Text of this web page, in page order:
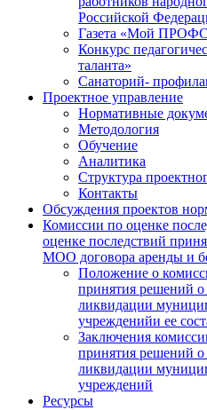
Российской
Газета «Мой
Конкурс
таланта»
Санаторий-
Проектное управление
Нормативные
Методология
Обучение
Аналитика
Структура
Контакты
Обсуждения проектов
Комиссии по оценке
оценке последствий
МОО договора аренды и
Положение о
принятия решений о
ликвидации
учрежденийи ее
Заключения
принятия решений о
ликвидации
учреждений
Ресурсы